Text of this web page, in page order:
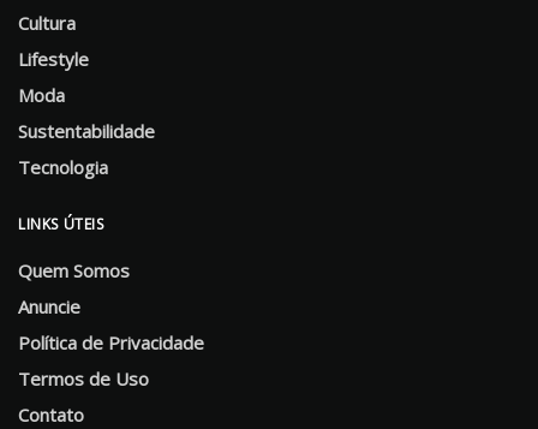
Cultura
Lifestyle
Moda
Sustentabilidade
Tecnologia
LINKS ÚTEIS
Quem Somos
Anuncie
Política de Privacidade
Termos de Uso
Contato